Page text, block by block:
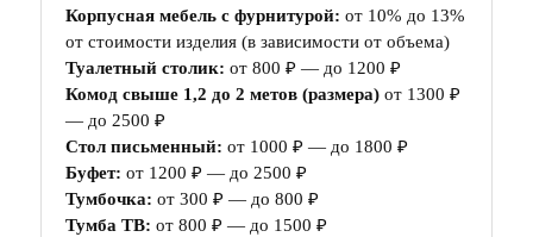
Корпусная мебель с фурнитурой: от 10% до 13%
от стоимости изделия (в зависимости от объема)
Туалетный столик: от 800 ₽ — до 1200 ₽
Комод свыше 1,2 до 2 метов (размера) от 1300 ₽
— до 2500 ₽
Стол письменный: от 1000 ₽ — до 1800 ₽
Буфет: от 1200 ₽ — до 2500 ₽
Тумбочка: от 300 ₽ — до 800 ₽
Тумба ТВ: от 800 ₽ — до 1500 ₽